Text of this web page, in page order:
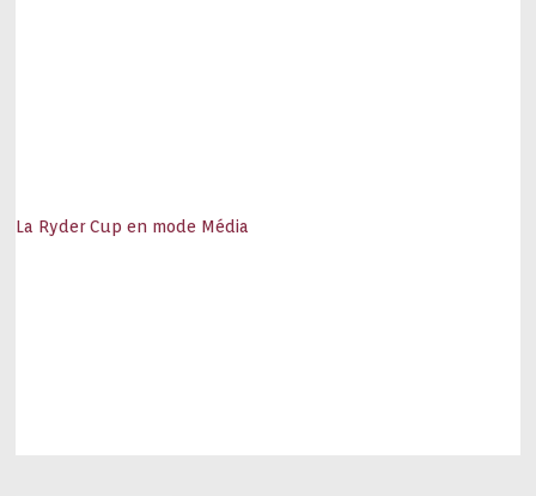
La Ryder Cup en mode Média